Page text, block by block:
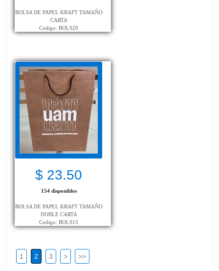
BOLSA DE PAPEL KRAFT TAMAÑO
CARTA
Codigo: BOLS20
$ 23.50
154 disponibles
BOLSA DE PAPEL KRAFT TAMAÑO
DOBLE CARTA
Codigo: BOLS15
1 2 3 > >>